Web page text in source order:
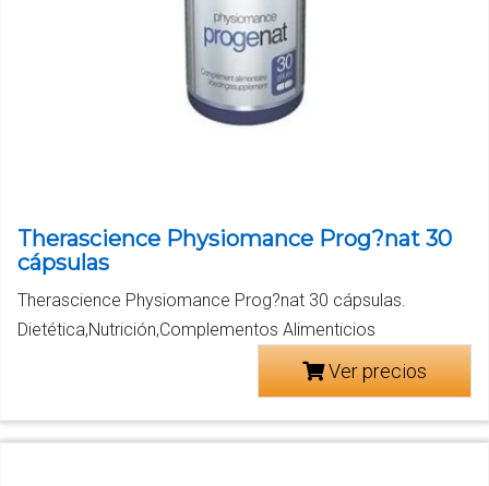
Therascience Physiomance Prog?nat 30
cápsulas
Therascience Physiomance Prog?nat 30 cápsulas.
Dietética,Nutrición,Complementos Alimenticios
Ver precios